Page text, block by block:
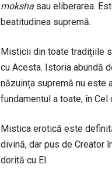
moksha sau eliberarea.
beatitudinea supremă.
Misticii din toate tradițiile
cu Acesta. Istoria abundă
năzuința supremă nu este
fundamentul a toate, în Cel
Mistica erotică este
divină, dar pus de Creator
dorită cu El.